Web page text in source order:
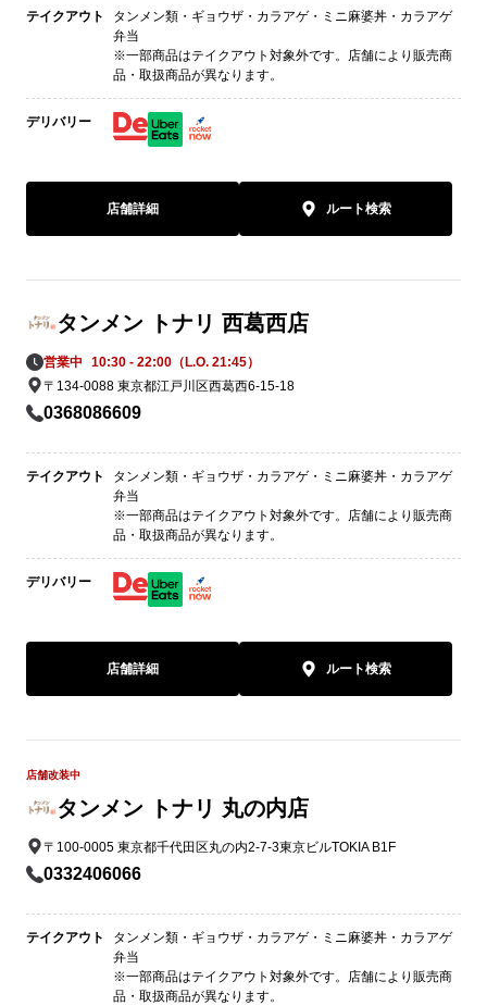
テイクアウト
タンメン類・ギョウザ・カラアゲ・ミニ麻婆丼・カラアゲ
弁当
※一部商品はテイクアウト対象外です。店舗により販売商
品・取扱商品が異なります。
デリバリー
店舗詳細 ルート検索
タンメン トナリ 西葛西店
営業中
10:30 - 22:00（L.O. 21:45）
〒134-0088 東京都江戸川区西葛西6-15-18
0368086609
テイクアウト
タンメン類・ギョウザ・カラアゲ・ミニ麻婆丼・カラアゲ
弁当
※一部商品はテイクアウト対象外です。店舗により販売商
品・取扱商品が異なります。
デリバリー
店舗詳細 ルート検索
店舗改装中
タンメン トナリ 丸の内店
〒100-0005 東京都千代田区丸の内2-7-3東京ビルTOKIA B1F
0332406066
テイクアウト
タンメン類・ギョウザ・カラアゲ・ミニ麻婆丼・カラアゲ
弁当
※一部商品はテイクアウト対象外です。店舗により販売商
品・取扱商品が異なります。